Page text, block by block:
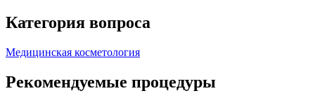
Категория вопроса
Медицинская косметология
Рекомендуемые процедуры